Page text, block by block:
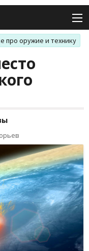
про оружие и технику